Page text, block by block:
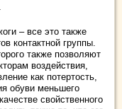
– все это также
контактной группы.
также позволяют
воздействия,
как потертость,
обуви меньшего
свойственного